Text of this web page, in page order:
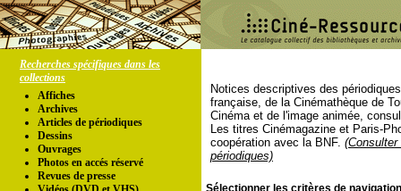
Recherches spécifiques dans les
collections
Affiches
Archives
Articles de périodiques
Dessins
Ouvrages
Photos en accés réservé
Revues de presse
Notices descriptives des
française, de la Cinémathèque de
Cinéma et de l'image animée,
Les titres Cinémagazine et Paris-
coopération avec la BNF.
périodiques)
Sélectionner les critères de